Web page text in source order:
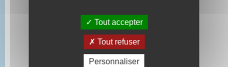
Tout accepter
Tout refuser
Personnaliser